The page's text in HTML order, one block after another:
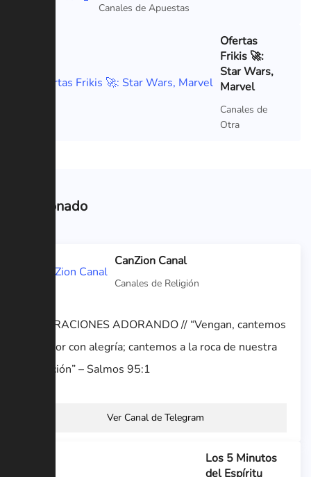
Canales de Apuestas
Ofertas
Frikis 🚀:
Star Wars,
Marvel
Canales de
Otra
Relacionado
CanZion Canal
Canales de Religión
GENERACIONES ADORANDO // “Vengan, cantemos
al Señor con alegría; cantemos a la roca de nuestra
Salvación” – Salmos 95:1
Ver Canal de Telegram
Los 5 Minutos
del Espíritu